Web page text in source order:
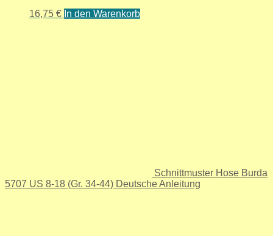
16,75 € In den Warenkorb
Schnittmuster Hose Burda
5707 US 8-18 (Gr. 34-44) Deutsche Anleitung